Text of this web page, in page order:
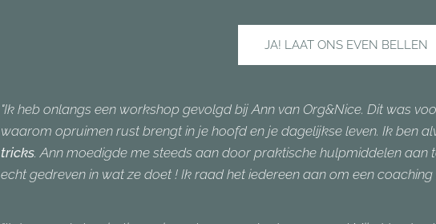
JA! LAAT ONS EVEN BELLEN
"Ik heb onlangs een workshop gevolgd bij Ann van Org&Nice. Dit was
waarom opruimen rust brengt in je hoofd en je dagelijkse leven. Ik ben
tricks. Ann moedigde me steeds aan door praktische hulpmiddelen aan
echt gedreven in wat ze doet ! Ik raad het iedereen aan om een coaching